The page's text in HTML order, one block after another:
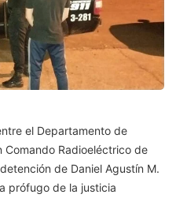
el Departamento de
Comando Radioeléctrico de
de Daniel Agustín M.
prófugo de la justicia